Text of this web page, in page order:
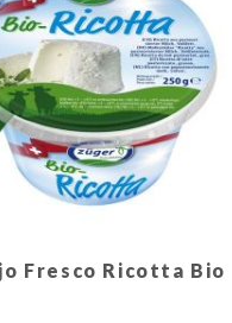
Fresco Ricotta Bio